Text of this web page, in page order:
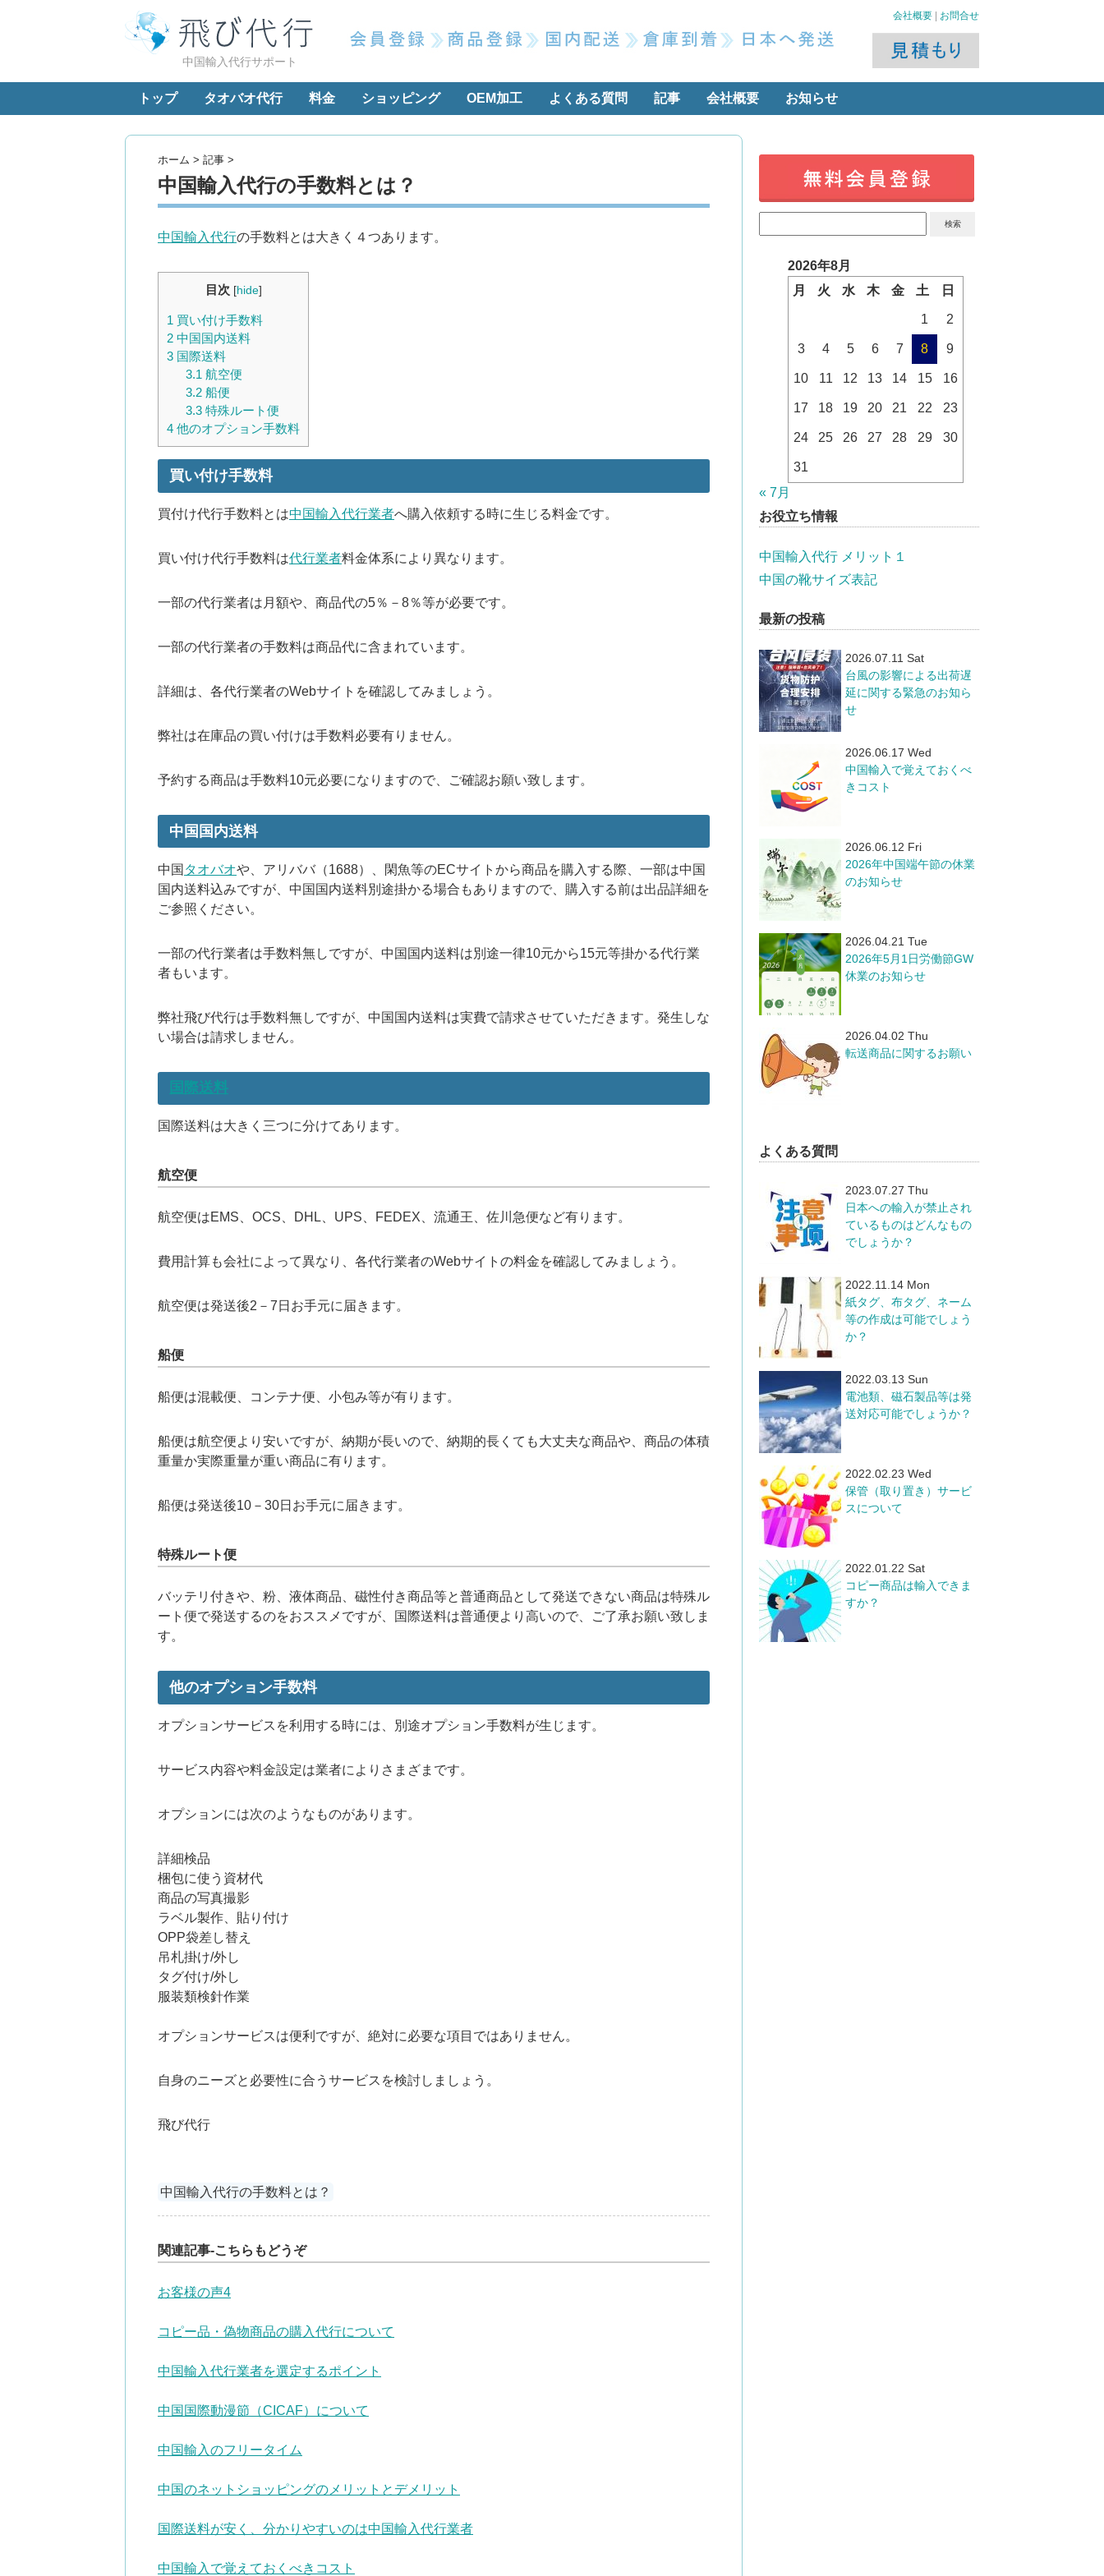
中国輸入代行サポート
会社概要 お問合せ
トップ タオバオ代行 料金 ショッピング OEM加工 よくある質問 記事 会社概要 お知らせ
ホーム > 記事 >
中国輸入代行の手数料とは？
中国輸入代行の手数料とは大きく４つあります。
目次 [hide]
1 買い付け手数料
2 中国国内送料
3 国際送料
3.1 航空便
3.2船便
3.3特殊ルート便
4 他のオプション手数料
買い付け手数料
買付け代行手数料とは中国輸入代行業者へ購入依頼する時に生じる料金です。
買い付け代行手数料は代行業者料金体系により異なります。
一部の代行業者は月額や、商品代の5％－8％等が必要です。
一部の代行業者の手数料は商品代に含まれています。
詳細は、各代行業者のWebサイトを確認してみましょう。
弊社は在庫品の買い付けは手数料必要有りません。
予約する商品は手数料10元必要になりますので、ご確認お願い致します。
中国国内送料
中国 タオバオや、アリババ（1688）、閑魚等のECサイトから商品を購入する際、一部は中国
国内送料込みですが、中国国内送料別途掛かる場合もありますので、購入する前は出品詳細を
ご参照ください。
一部の代行業者は手数料無しですが、中国国内送料は別途一律10元から15元等掛かる代行業
者もいます。
弊社飛び代行は手数料無しですが、中国国内送料は実費で請求させていただきます。発生しな
い場合は請求しません。
国際送料
国際送料は大きく三つに分けてあります。
航空便
航空便はEMS、OCS、DHL、UPS、FEDEX、流通王、佐川急便など有ります。
費用計算も会社によって異なり、各代行業者のWebサイトの料金を確認してみましょう。
航空便は発送後2－7日お手元に届きます。
船便
船便は混載便、コンテナ便、小包み等が有ります。
船便は航空便より安いですが、納期が長いので、納期的長くても大丈夫な商品や、商品の体積
重量か実際重量が重い商品に有ります。
船便は発送後10－30日お手元に届きます。
特殊ルート便
バッテリ付きや、粉、液体商品、磁性付き商品等と普通商品として発送できない商品は特殊ル
ート便で発送するのをおススメですが、国際送料は普通便より高いので、ご了承お願い致しま
す。
他のオプション手数料
オプションサービスを利用する時には、別途オプション手数料が生じます。
サービス内容や料金設定は業者によりさまざまです。
オプションには次のようなものがあります。
詳細検品
梱包に使う資材代
商品の写真撮影
ラベル製作、貼り付け
OPP袋差し替え
吊札掛け/外し
タグ付け/外し
服装類検針作業
オプションサービスは便利ですが、絶対に必要な項目ではありません。
自身のニーズと必要性に合うサービスを検討しましょう。
飛び代行
中国輸入代行の手数料とは？
関連記事-こちらもどうぞ
お客様の声4
コピー品・偽物商品の購入代行について
中国輸入代行業者を選定するポイント
中国国際動漫節（CICAF）について
中国輸入のフリータイム
中国のネットショッピングのメリットとデメリット
国際送料が安く、分かりやすいのは中国輸入代行業者
中国輸入で覚えておくべきコスト
2026年8月
月
火 水 木 金 土 日
1 2
3 4 5 6 7 8 9
10 11 12 13 14 15 16
17 18 19 20 21 22 23
24 25 26 27 28 29 30
31
« 7月
お役立ち情報
中国輸入代行 メリット１
中国の靴サイズ表記
最新の投稿
2026.07.11 Sat
台風の影響による出荷遅
延に関する緊急のお知ら
せ
2026.06.17 Wed
中国輸入で覚えておくべ
きコスト
2026.06.12 Fri
​2026年中国端午節の休業
のお知らせ
2026.04.21 Tue
​2026年5月1日労働節GW
休業のお知らせ
2026.04.02 Thu
転送商品に関するお願い
よくある質問
2023.07.27 Thu
日本への輸入が禁止され
ているものはどんなもの
でしょうか？
2022.11.14 Mon
紙タグ、布タグ、ネーム
等の作成は可能でしょう
か？
2022.03.13 Sun
電池類、磁石製品等は発
送対応可能でしょうか？
2022.02.23 Wed
保管（取り置き）サービ
スについて
2022.01.22 Sat
コピー商品は輸入できま
すか？